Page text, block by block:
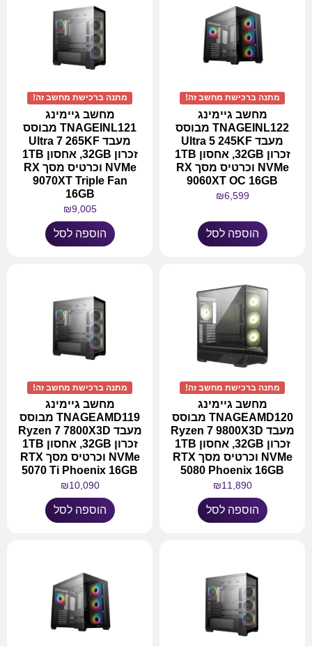
מתנה ברכישת מחשב זה!
מחשב גיימינג
TNAGEINL122 מבוסס
מעבד Ultra 5 245KF
זכרון 32GB, אחסון 1TB
NVMe וכרטיס מסך RX
9060XT OC 16GB
₪6,599
הוספה לסל
מתנה ברכישת מחשב זה!
מחשב גיימינג
TNAGEINL121 מבוסס
מעבד Ultra 7 265KF
זכרון 32GB, אחסון 1TB
NVMe וכרטיס מסך RX
9070XT Triple Fan
16GB
₪9,005
הוספה לסל
מתנה ברכישת מחשב זה!
מחשב גיימינג
TNAGEAMD120 מבוסס
מעבד Ryzen 7 9800X3D
זכרון 32GB, אחסון 1TB
NVMe וכרטיס מסך RTX
5080 Phoenix 16GB
₪11,890
הוספה לסל
מתנה ברכישת מחשב זה!
מחשב גיימינג
TNAGEAMD119 מבוסס
מעבד Ryzen 7 7800X3D
זכרון 32GB, אחסון 1TB
NVMe וכרטיס מסך RTX
5070 Ti Phoenix 16GB
₪10,090
הוספה לסל